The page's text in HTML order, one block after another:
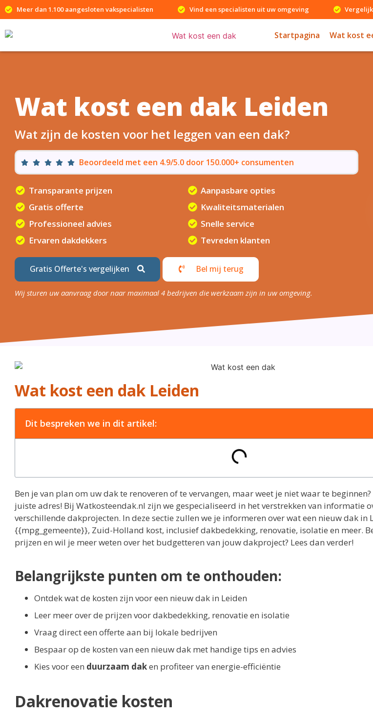
Meer dan 1.100 aangesloten vakspecialisten Vind een specialisten uit uw omgeving
Startpagina Wat kost
Wat kost een dak Leiden
Wat zijn de kosten voor het leggen van een dak?
Beoordeeld met een 4.9/5.0 door 150.000+ consumenten
Transparante prijzen
Gratis offerte
Professioneel advies
Ervaren dakdekkers
Aanpasbare opties
Kwaliteitsmaterialen
Snelle service
Tevreden klanten
Gratis Offerte's vergelijken Bel mij terug
Wij sturen uw aanvraag door naar maximaal 4 bedrijven die werkzaam zijn in uw omgeving.
Wat kost een dak Leiden
Dit bespreken we in dit artikel:
Ben je van plan om uw dak te renoveren of te vervangen, maar weet je niet waar te
juiste adres! Bij Watkosteendak.nl zijn we gespecialiseerd in het verstrekken van informatie
verschillende dakprojecten. In deze sectie zullen we je informeren over wat een nieuw dak in
{{mpg_gemeente}}, Zuid-Holland kost, inclusief dakbedekking, renovatie, isolatie en meer.
prijzen en wil je meer weten over het budgetteren van jouw dakproject? Lees dan verder!
Belangrijkste punten om te onthouden:
Ontdek wat de kosten zijn voor een nieuw dak in Leiden
Leer meer over de prijzen voor dakbedekking, renovatie en isolatie
Vraag direct een offerte aan bij lokale bedrijven
Bespaar op de kosten van een nieuw dak met handige tips en advies
Kies voor een duurzaam daken profiteer van energie-efficiëntie
Dakrenovatie kosten